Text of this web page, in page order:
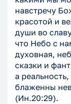
навстречу
красотой и
души во
что Небо с
духовная,
сказки и
а
блаженны
(Ин.20:29).